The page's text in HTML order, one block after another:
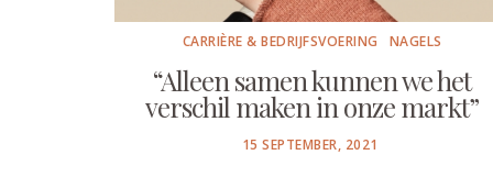
CARRIÈRE & BEDRIJFSVOERING NAGELS
“Alleen samen kunnen we het
verschil maken in onze markt”
POSTED
15 SEPTEMBER, 2021